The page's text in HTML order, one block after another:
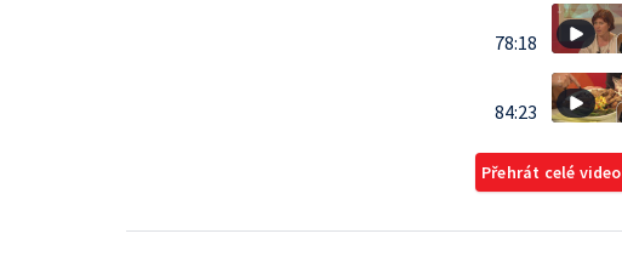
78:18
84:23
Přehrát celé video